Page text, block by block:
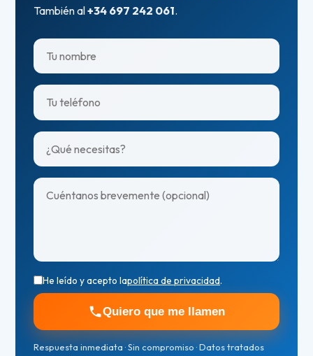
También al+34 697 242 061.
He leído y acepto lapolítica de privacidad.
Quiero que me llamen
Respuesta inmediata · Sin compromiso · Datos tratados